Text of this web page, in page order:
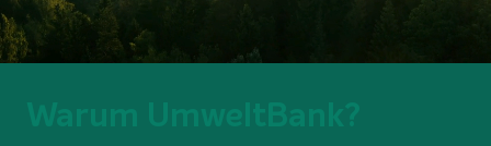
Warum UmweltBank?